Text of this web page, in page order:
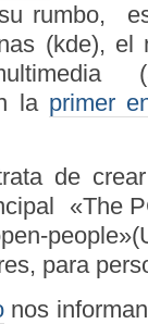
rumbo,
(kde), el
la primer
de
«The
para
nos